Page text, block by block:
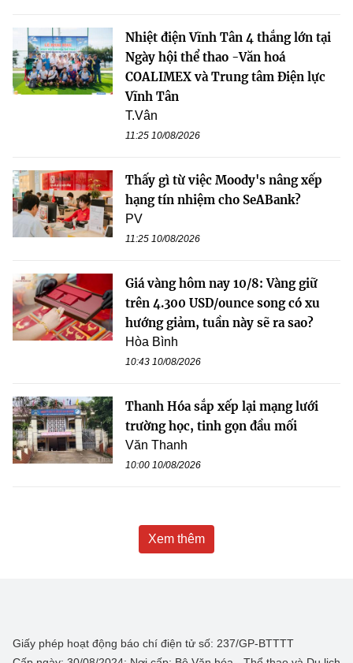
Nhiệt điện Vĩnh Tân 4 thắng lớn tại
Ngày hội thể thao -Văn hoá
COALIMEX và Trung tâm Điện lực
Vĩnh Tân
T.Vân
11:25 10/08/2026
Thấy gì từ việc Moody's nâng xếp
hạng tín nhiệm cho SeABank?
PV
11:25 10/08/2026
Giá vàng hôm nay 10/8: Vàng giữ
trên 4.300 USD/ounce song có xu
hướng giảm, tuần này sẽ ra sao?
Hòa Bình
10:43 10/08/2026
Thanh Hóa sắp xếp lại mạng lưới
trường học, tinh gọn đầu mối
Văn Thanh
10:00 10/08/2026
Xem thêm
Giấy phép hoạt động báo chí điện tử số: 237/GP-BTTTT